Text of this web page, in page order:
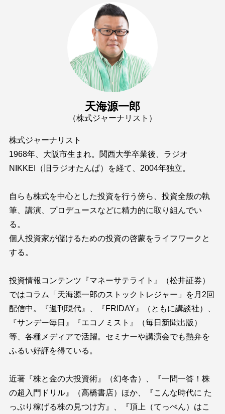
天海源一郎
（株式ジャーナリスト）
株式ジャーナリスト
1968年、大阪市生まれ。関西大学卒業後、ラジオ
NIKKEI（旧ラジオたんぱ）を経て、2004年独立。
自らも株式を中心とした投資を行う傍ら、投資全般の執
筆、講演、プロデュースなどに精力的に取り組んでい
る。
個人投資家が儲けるための投資の啓蒙をライフワークと
する。
投資情報コンテンツ『マネーサテライト』（松井証券）
ではコラム「天海源一郎のストックトレジャー」を月2回
配信中。『週刊現代』、『FRIDAY』（ともに講談社）、
『サンデー毎日』『エコノミスト』（毎日新聞出版）
等、各種メディアで活躍。セミナーや講演会でも熱弁を
ふるい好評を得ている。
近著『株と金の大投資術』（幻冬舎）、『一問一答！株
の超入門ドリル』（高橋書店）ほか、『こんな時代に た
っぷり稼げる株の見つけ方』、『頂上（てっぺん）はこ